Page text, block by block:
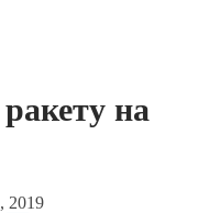
на
2019